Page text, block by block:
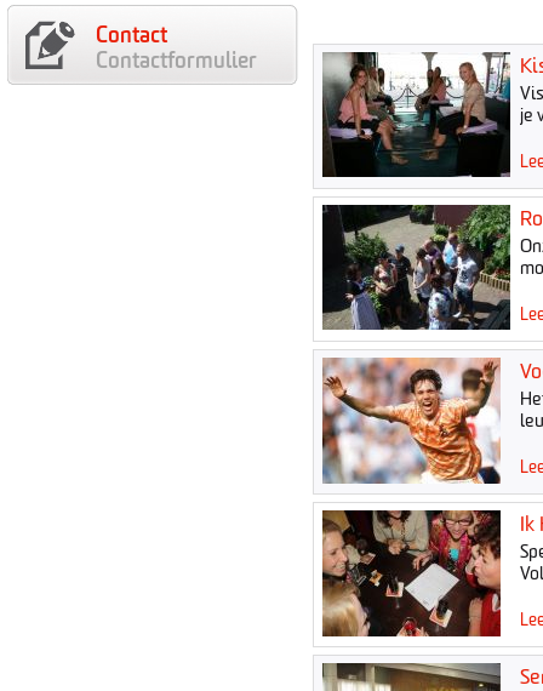
Contact
Contactformulier
je
Ik